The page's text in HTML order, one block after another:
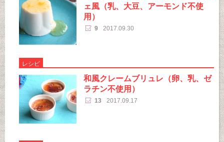
ェ風（乳、大豆、アーモンド不使
用）
9 2017.09.30
レシピ
和風クレームブリュレ（卵、乳、ゼ
ラチン不使用）
13 2017.09.17